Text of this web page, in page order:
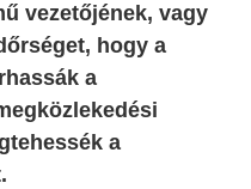
vezetőjének, vagy
hogy a
a
a